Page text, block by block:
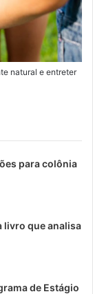
natural e entreter
para colônia
livro que analisa
de Estágio